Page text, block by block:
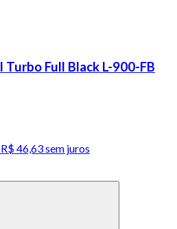
Full Black L-900-FB
46,63 sem juros